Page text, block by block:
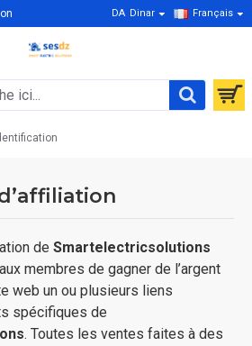
DA Dinar Français
de Smartelectricsolutions
membres de gagner de l’argent
web un ou plusieurs liens
spécifiques de
. Toutes les ventes faites à des